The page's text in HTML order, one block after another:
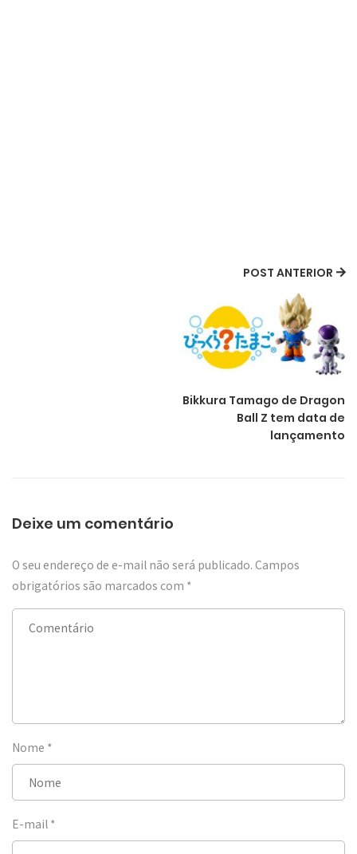
POST ANTERIOR
Bikkura Tamago de Dragon
Ball Z tem data de
lançamento
Deixe um comentário
O seu endereço de e-mail não será publicado. Campos
obrigatórios são marcados com *
Nome *
E-mail *